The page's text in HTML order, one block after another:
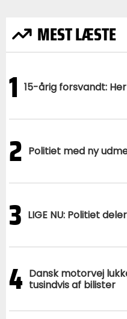
MEST LÆSTE
1 15-årig forsvandt:
2 Politiet med ny
3 LIGE NU: Politiet
4 Dansk motorvej
tusindvis af bilister